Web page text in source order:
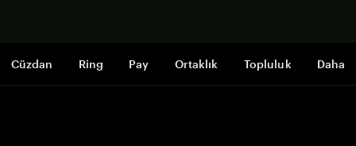
Cüzdan Ring Pay Ortaklık Topluluk Daha